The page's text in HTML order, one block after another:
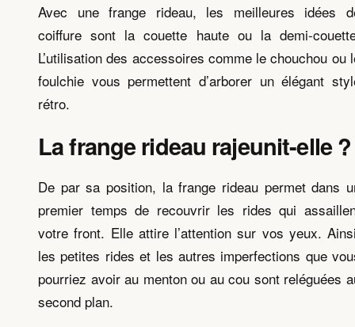
Avec une frange rideau, les meilleures idées
coiffure sont la couette haute ou la demi-
L’utilisation des accessoires comme le chouchou ou
foulchie vous permettent d’arborer un élégant
rétro.
La frange rideau rajeunit-elle ?
De par sa position, la frange rideau permet dans
premier temps de recouvrir les rides qui
votre front. Elle attire l’attention sur vos yeux.
les petites rides et les autres imperfections que
pourriez avoir au menton ou au cou sont reléguées
second plan.